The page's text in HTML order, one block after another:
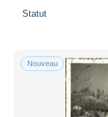
Statut
Nouveau